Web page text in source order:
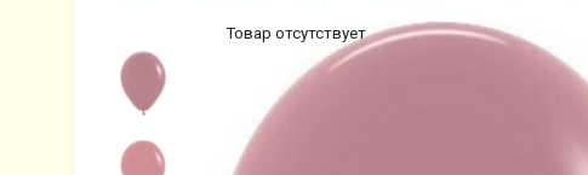
Товар отсутствует